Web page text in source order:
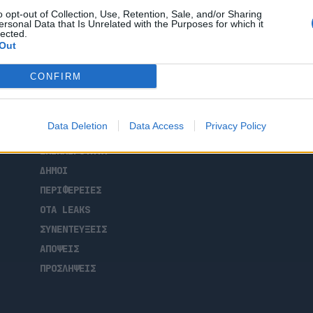
opt-out of Collection, Use, Retention, Sale, and/or Sharing
Data that Is Unrelated with the Purposes for which it
CONFIRM
Data Deletion Data Access Privacy Policy
Πελοποννήσου
Το βράδυ της Δευτέρας βρέθηκε
τοπικά στελέχη της ΝΔ και […]
ΡΟΗ ΕΙΔΗΣΕΩΝ
ΕΠΙΚΑΙΡΟΤΗΤΑ
ΔΗΜΟΙ
ΠΕΡΙΦΕΡΕΙΕΣ
OTA LEAKS
ΣΥΝΕΝΤΕΥΞΕΙΣ
ΑΠΟΨΕΙΣ
ΠΡΟΣΛΗΨΕΙΣ